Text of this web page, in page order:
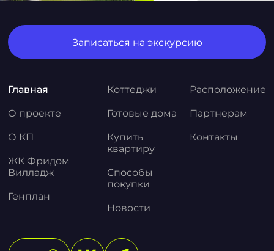
Записаться на экскурсию
Главная
О проекте
О КП
ЖК Фридом
Вилладж
Генплан
Коттеджи
Готовые дома
Купить
квартиру
Способы
покупки
Новости
Расположение
Партнерам
Контакты